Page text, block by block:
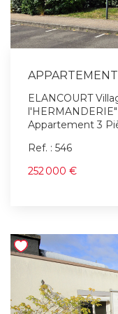
ELANCOURT
l'HERMANDERIE" Grand standing 2015.
Appartement 3
n'a jamais eu
places de parking
privée . Chauffage Gaz
Patrick Hervé ?
Ref. : 546
252 000 €